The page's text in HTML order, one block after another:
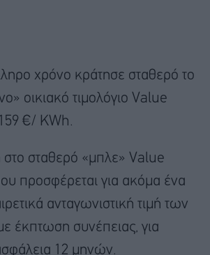
χρόνο κράτησε σταθερό το
οικιακό τιμολόγιο Value
€/ ΚWh.
στο σταθερό «μπλε» Value
προσφέρεται για ακόμα ένα
ανταγωνιστική τιμή των
έκπτωση συνέπειας, για
12 μηνών.